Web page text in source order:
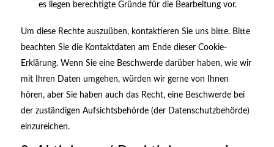
es liegen berechtigte Gründe für die Bearbeitung vor.
Um diese Rechte auszuüben, kontaktieren Sie uns bitte. Bitte
beachten Sie die Kontaktdaten am Ende dieser Cookie-
Erklärung. Wenn Sie eine Beschwerde darüber haben, wie wir
mit Ihren Daten umgehen, würden wir gerne von Ihnen
hören, aber Sie haben auch das Recht, eine Beschwerde bei
der zuständigen Aufsichtsbehörde (der Datenschutzbehörde)
einzureichen.